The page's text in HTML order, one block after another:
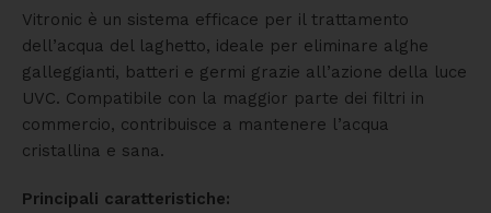
Vitronic è un sistema efficace per il trattamento
dell’acqua del laghetto, ideale per eliminare alghe
galleggianti, batteri e germi grazie all’azione della luce
UVC. Compatibile con la maggior parte dei filtri in
commercio, contribuisce a mantenere l’acqua
cristallina e sana.
Principali caratteristiche: